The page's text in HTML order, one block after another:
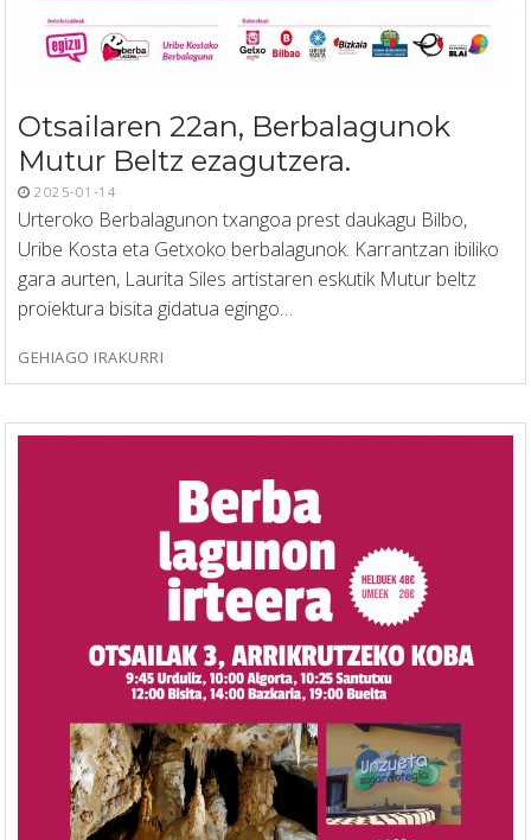
Otsailaren 22an, Berbalagunok
Mutur Beltz ezagutzera.
2025-01-14
Urteroko Berbalagunon txangoa prest daukagu Bilbo,
Uribe Kosta eta Getxoko berbalagunok. Karrantzan ibiliko
gara aurten, Laurita Siles artistaren eskutik Mutur beltz
proiektura bisita gidatua egingo…
GEHIAGO IRAKURRI